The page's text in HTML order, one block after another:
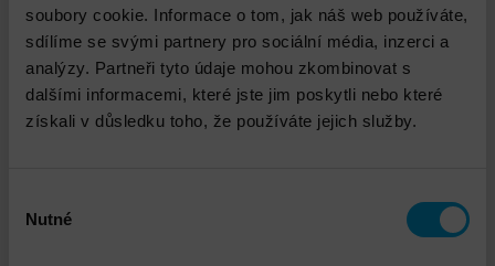
soubory cookie. Informace o tom, jak náš web používáte,
sdílíme se svými partnery pro sociální média, inzerci a
analýzy. Partneři tyto údaje mohou zkombinovat s
dalšími informacemi, které jste jim poskytli nebo které
získali v důsledku toho, že používáte jejich služby.
souhlasu
Nutné
DNS - Penetrační testování interní a externí
infrastruktury